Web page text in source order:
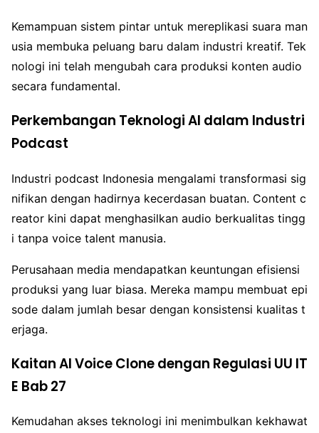
Kemampuan sistem pintar untuk mereplikasi suara man
usia membuka peluang baru dalam industri kreatif. Tek
nologi ini telah mengubah cara produksi konten audio
secara fundamental.
Perkembangan Teknologi AI dalam Industri
Podcast
Industri podcast Indonesia mengalami transformasi sig
nifikan dengan hadirnya kecerdasan buatan. Content c
reator kini dapat menghasilkan audio berkualitas tingg
i tanpa voice talent manusia.
Perusahaan media mendapatkan keuntungan efisiensi
produksi yang luar biasa. Mereka mampu membuat epi
sode dalam jumlah besar dengan konsistensi kualitas t
erjaga.
Kaitan AI Voice Clone dengan Regulasi UU IT
E Bab 27
Kemudahan akses teknologi ini menimbulkan kekhawat